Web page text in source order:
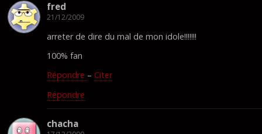
fred
21/12/2009
arreter de dire du mal de mon idole!!!!!!!
100% fan
Répondre – Citer
Répondre
chacha